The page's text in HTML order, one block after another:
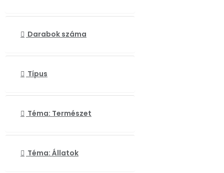
Darabok száma
Típus
Téma: Természet
Téma: Állatok